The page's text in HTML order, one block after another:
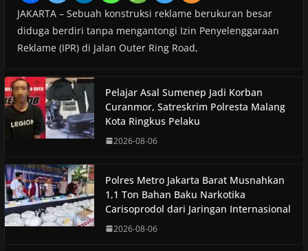
JAKARTA – Sebuah konstruksi reklame berukuran besar
diduga berdiri tanpa mengantongi Izin Penyelenggaraan
Reklame (IPR) di Jalan Outer Ring Road,
Pelajar Asal Sumenep Jadi Korban
Curanmor, Satreskrim Polresta Malang
Kota Ringkus Pelaku
2026-08-06
Polres Metro Jakarta Barat Musnahkan
1,1 Ton Bahan Baku Narkotika
Carisoprodol dari Jaringan Internasional
2026-08-06